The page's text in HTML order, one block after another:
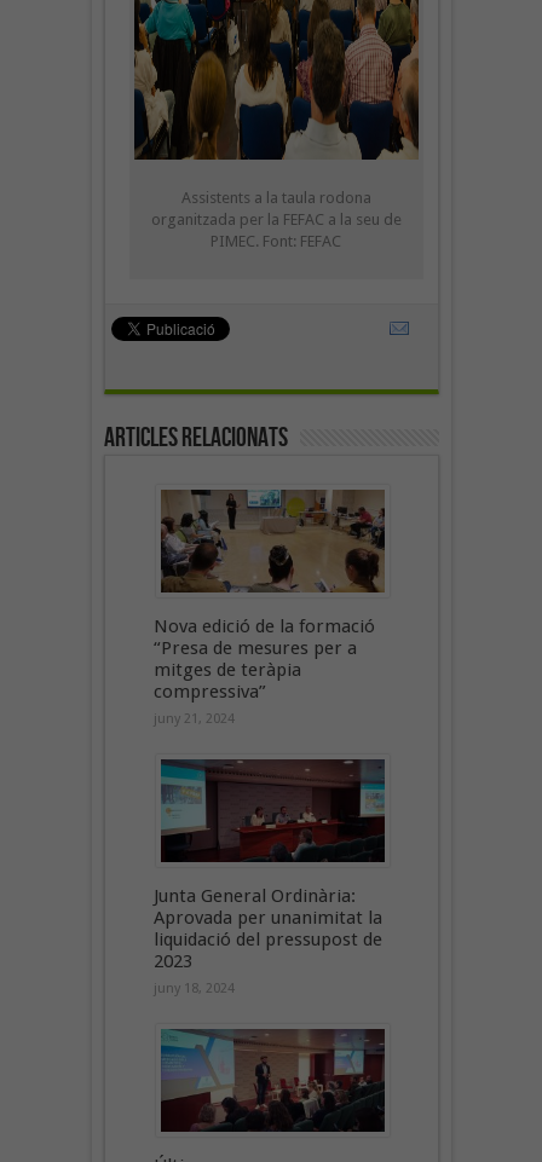
Assistents a la taula rodona
organitzada per la FEFAC a la seu de
PIMEC. Font: FEFAC
Articles Relacionats
Nova edició de la formació
“Presa de mesures per a
mitges de teràpia
compressiva”
juny 21, 2024
Junta General Ordinària:
Aprovada per unanimitat la
liquidació del pressupost de
2023
juny 18, 2024